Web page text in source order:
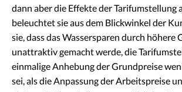
dann aber die Effekte der Tarifumstellung
beleuchtet sie aus dem Blickwinkel der
sie, dass das Wassersparen durch höhere
unattraktiv gemacht werde, die
einmalige Anhebung der Grundpreise
sei, als die Anpassung der Arbeitspreise